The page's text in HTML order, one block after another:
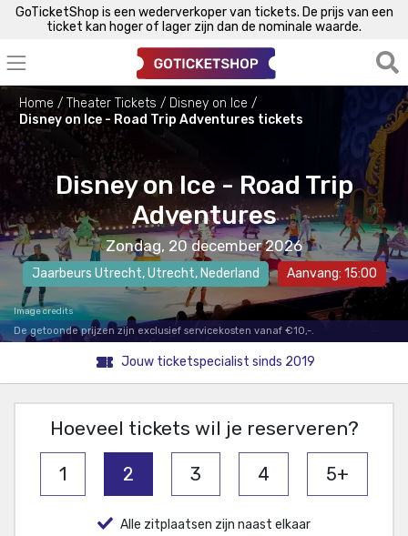
GoTicketShop is een wederverkoper van tickets. De prijs van een
ticket kan hoger of lager zijn dan de nominale waarde.
Home Theater Tickets
Disney on Ice
Disney on Ice - Road Trip Adventures tickets
Disney on Ice - Road Trip
Adventures
Zondag, 20 december 2026
Jaarbeurs Utrecht,Utrecht, Nederland Aanvang: 15:00
Image credits
De getoonde prijzen zijn exclusief servicekosten vanaf €10,-.
Jouw ticketspecialist sinds 2019
Hoeveel tickets wil je reserveren?
1 2 3 4 5+
Alle zitplaatsen zijn naast elkaar